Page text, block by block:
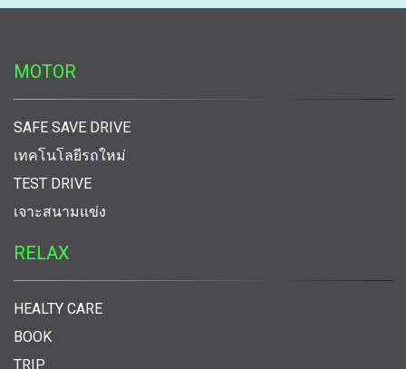
MOTOR
SAFE SAVE DRIVE
เทคโนโลยีรถใหม่
TEST DRIVE
เจาะสนามแข่ง
RELAX
HEALTY CARE
BOOK
TRIP